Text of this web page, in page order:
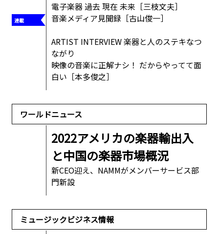
電子楽器 過去 現在 未来［三枝文夫］
音楽メディア見聞録［古山俊一］
ARTIST INTERVIEW 楽器と人のステキなつ
ながり
映像の音楽に正解ナシ！ だからやってて面
白い［本多俊之］
ワールドニュース
2022アメリカの楽器輸出入
と中国の楽器市場概況
新CEO迎え、NAMMがメンバーサービス部
門新設
ミュージックビジネス情報